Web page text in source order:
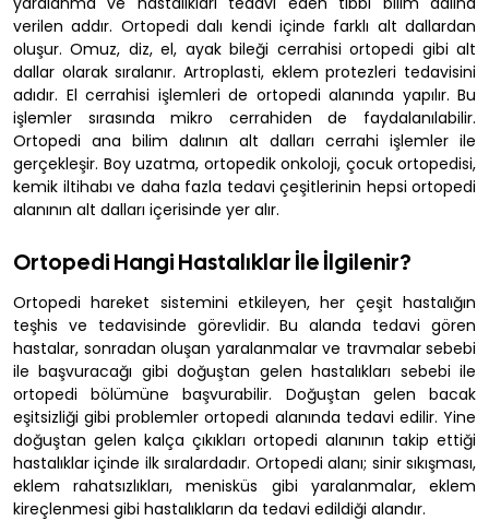
verilen addır. Ortopedi dalı kendi içinde farklı alt dallardan
oluşur. Omuz, diz, el, ayak bileği cerrahisi ortopedi gibi alt
dallar olarak sıralanır. Artroplasti, eklem protezleri tedavisini
adıdır. El cerrahisi işlemleri de ortopedi alanında yapılır. Bu
işlemler sırasında mikro cerrahiden de faydalanılabilir.
Ortopedi ana bilim dalının alt dalları cerrahi işlemler ile
gerçekleşir. Boy uzatma, ortopedik onkoloji, çocuk ortopedisi,
kemik iltihabı ve daha fazla tedavi çeşitlerinin hepsi ortopedi
alanının alt dalları içerisinde yer alır.
Ortopedi Hangi Hastalıklar İle İlgilenir?
Ortopedi hareket sistemini etkileyen, her çeşit hastalığın
teşhis ve tedavisinde görevlidir. Bu alanda tedavi gören
hastalar, sonradan oluşan yaralanmalar ve travmalar sebebi
ile başvuracağı gibi doğuştan gelen hastalıkları sebebi ile
ortopedi bölümüne başvurabilir. Doğuştan gelen bacak
eşitsizliği gibi problemler ortopedi alanında tedavi edilir. Yine
doğuştan gelen kalça çıkıkları ortopedi alanının takip ettiği
hastalıklar içinde ilk sıralardadır. Ortopedi alanı; sinir sıkışması,
eklem rahatsızlıkları, menisküs gibi yaralanmalar, eklem
kireçlenmesi gibi hastalıkların da tedavi edildiği alandır.